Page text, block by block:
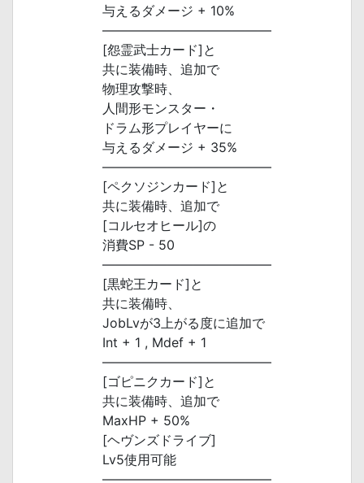
与えるダメージ + 10%
―――――――――――――
[怨霊武士カード]と
共に装備時、追加で
物理攻撃時、
人間形モンスター・
ドラム形プレイヤーに
与えるダメージ + 35%
―――――――――――――
[ペクソジンカード]と
共に装備時、追加で
[コルセオヒール]の
消費SP - 50
―――――――――――――
[黒蛇王カード]と
共に装備時、
JobLvが3上がる度に追加で
Int + 1 , Mdef + 1
―――――――――――――
[ゴピニクカード]と
共に装備時、追加で
MaxHP + 50%
[ヘヴンズドライブ]
Lv5使用可能
―――――――――――――